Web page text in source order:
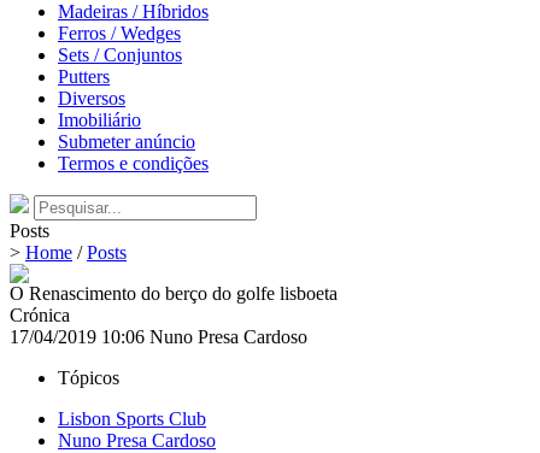
Madeiras / Híbridos
Ferros / Wedges
Sets / Conjuntos
Putters
Diversos
Imobiliário
Submeter anúncio
Termos e condições
Posts
> Home /Posts
O Renascimento do berço do golfe lisboeta
Crónica
17/04/2019 10:06 Nuno Presa Cardoso
Tópicos
Lisbon Sports Club
Nuno Presa Cardoso